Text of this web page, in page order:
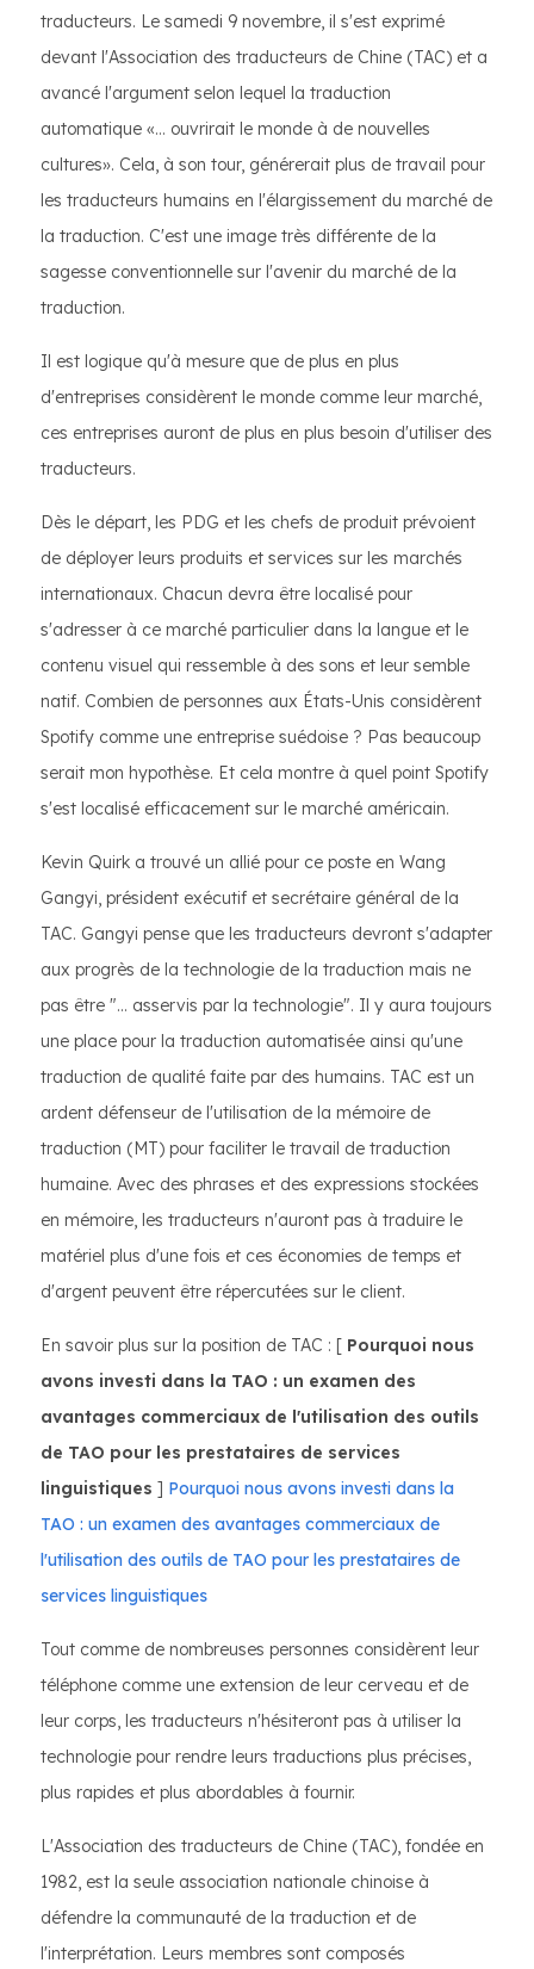
traducteurs. Le samedi 9 novembre, il s'est exprimé
devant l'Association des traducteurs de Chine (TAC) et a
avancé l'argument selon lequel la traduction
automatique «… ouvrirait le monde à de nouvelles
cultures». Cela, à son tour, générerait plus de travail pour
les traducteurs humains en l'élargissement du marché de
la traduction. C'est une image très différente de la
sagesse conventionnelle sur l'avenir du marché de la
traduction.
Il est logique qu'à mesure que de plus en plus
d'entreprises considèrent le monde comme leur marché,
ces entreprises auront de plus en plus besoin d'utiliser des
traducteurs.
Dès le départ, les PDG et les chefs de produit prévoient
de déployer leurs produits et services sur les marchés
internationaux. Chacun devra être localisé pour
s'adresser à ce marché particulier dans la langue et le
contenu visuel qui ressemble à des sons et leur semble
natif. Combien de personnes aux États-Unis considèrent
Spotify comme une entreprise suédoise ? Pas beaucoup
serait mon hypothèse. Et cela montre à quel point Spotify
s'est localisé efficacement sur le marché américain.
Kevin Quirk a trouvé un allié pour ce poste en Wang
Gangyi, président exécutif et secrétaire général de la
TAC. Gangyi pense que les traducteurs devront s'adapter
aux progrès de la technologie de la traduction mais ne
pas être "... asservis par la technologie". Il y aura toujours
une place pour la traduction automatisée ainsi qu'une
traduction de qualité faite par des humains. TAC est un
ardent défenseur de l'utilisation de la mémoire de
traduction (MT) pour faciliter le travail de traduction
humaine. Avec des phrases et des expressions stockées
en mémoire, les traducteurs n'auront pas à traduire le
matériel plus d'une fois et ces économies de temps et
d'argent peuvent être répercutées sur le client.
En savoir plus sur la position de TAC : [ Pourquoi nous
avons investi dans la TAO : un examen des
avantages commerciaux de l'utilisation des outils
de TAO pour les prestataires de services
linguistiques ] Pourquoi nous avons investi dans la
TAO : un examen des avantages commerciaux de
l'utilisation des outils de TAO pour les prestataires de
services linguistiques
Tout comme de nombreuses personnes considèrent leur
téléphone comme une extension de leur cerveau et de
leur corps, les traducteurs n'hésiteront pas à utiliser la
technologie pour rendre leurs traductions plus précises,
plus rapides et plus abordables à fournir.
L'Association des traducteurs de Chine (TAC), fondée en
1982, est la seule association nationale chinoise à
défendre la communauté de la traduction et de
l'interprétation. Leurs membres sont composés